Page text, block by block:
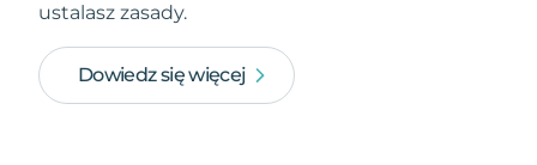
ustalasz zasady.
Dowiedz się więcej